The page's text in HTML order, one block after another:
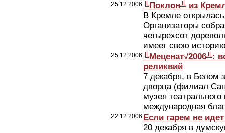
25.12.2006 ╚Поклон╩ из
В Кремле
Организаторы
четырехсот
имеет свою
25.12.2006 ╚Меценат√2006╩:
реликвий
7 декабря, в Белом
дворца (филиал
музея
международная
22.12.2006 Если гарем не
20 декабря в